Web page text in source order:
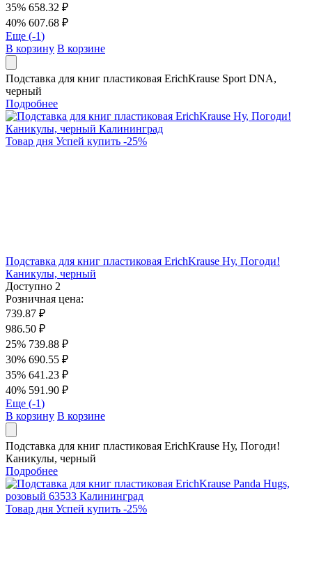
35% 658.32 ₽
40% 607.68 ₽
Еще (-1)
В корзину В корзине
Подставка для книг пластиковая ErichKrause Sport DNA,
черный
Подробнее
Товар дня Успей купить -25%
Подставка для книг пластиковая ErichKrause Ну, Погоди!
Каникулы, черный
Доступно 2
Розничная цена:
739.87 ₽
986.50 ₽
25% 739.88 ₽
30% 690.55 ₽
35% 641.23 ₽
40% 591.90 ₽
Еще (-1)
В корзину В корзине
Подставка для книг пластиковая ErichKrause Ну, Погоди!
Каникулы, черный
Подробнее
Товар дня Успей купить -25%